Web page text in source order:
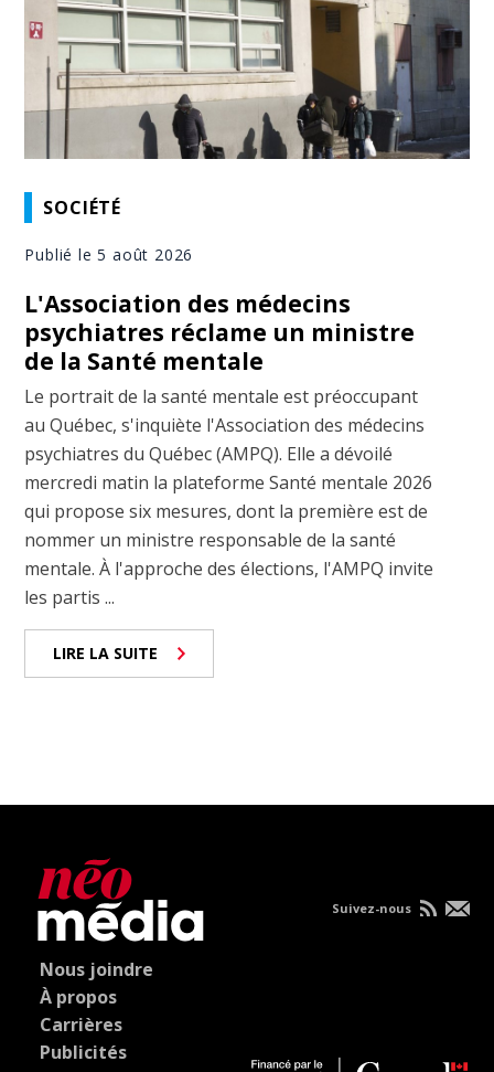
SOCIÉTÉ
Publié le 5 août 2026
L'Association des médecins
psychiatres réclame un ministre
de la Santé mentale
Le portrait de la santé mentale est préoccupant
au Québec, s'inquiète l'Association des médecins
psychiatres du Québec (AMPQ). Elle a dévoilé
mercredi matin la plateforme Santé mentale 2026
qui propose six mesures, dont la première est de
nommer un ministre responsable de la santé
mentale. À l'approche des élections, l'AMPQ invite
les partis ...
LIRE LA SUITE
Nous joindre
À propos
Carrières
Publicités
Suivez-nous